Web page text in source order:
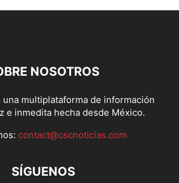
NOSOTROS
una multiplataforma de información
e inmedita hecha desde México.
contact@cscnoticias.com
SÍGUENOS